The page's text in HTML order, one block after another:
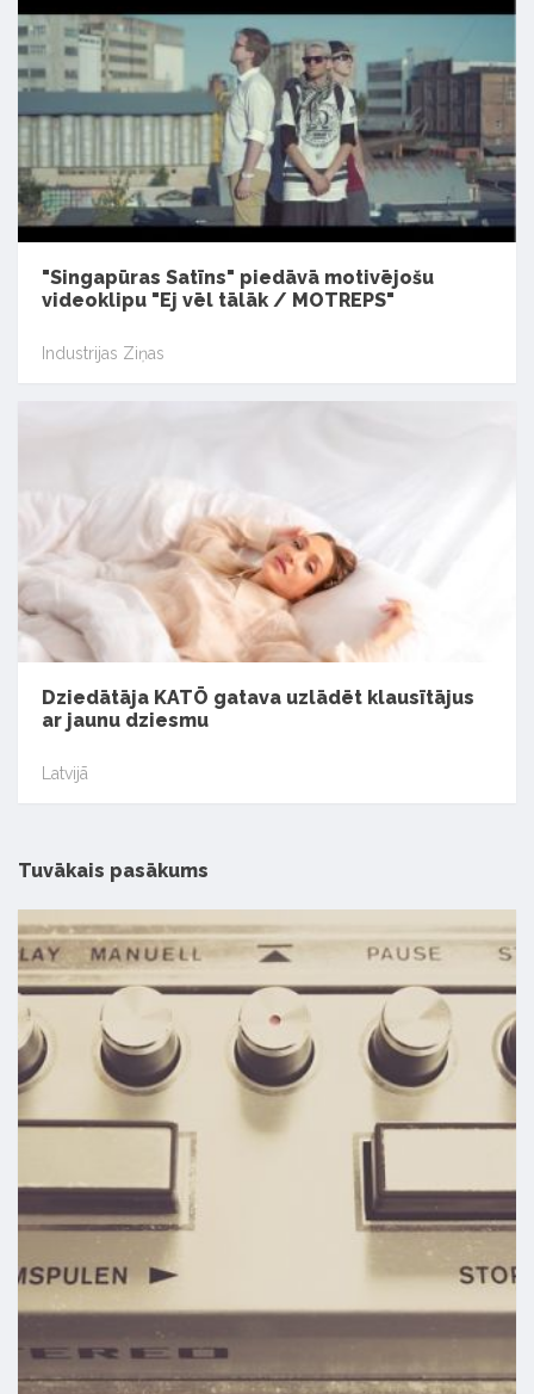
"Singapūras Satīns" piedāvā motivējošu
videoklipu "Ej vēl tālāk / MOTREPS"
Industrijas Ziņas
Dziedātāja KATŌ gatava uzlādēt klausītājus
ar jaunu dziesmu
Latvijā
Tuvākais pasākums